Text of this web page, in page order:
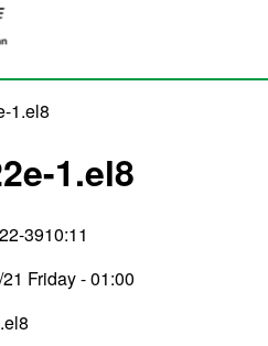
1.el8
1.el8
3910:11
Friday - 01:00